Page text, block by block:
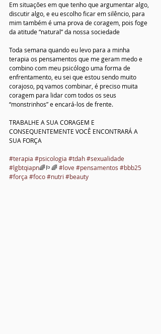
Em situações em que tenho que argumentar algo,
discutir algo, e eu escolho ficar em silêncio, para
mim também é uma prova de coragem, pois foge
da atitude “natural” da nossa sociedade
Toda semana quando eu levo para a minha
terapia os pensamentos que me geram medo e
combino com meu psicólogo uma forma de
enfrentamento, eu sei que estou sendo muito
corajoso, pq vamos combinar, é preciso muita
coragem para lidar com todos os seus
“monstrinhos” e encará-los de frente.
TRABALHE A SUA CORAGEM E
CONSEQUENTEMENTE VOCÊ ENCONTRARÁ A
SUA FORÇA
#terapia #psicologia #tdah#sexualidade
#lgbtqiapn🌈🏳️‍🌈 #love #pensamentos #bbb25
#força #foco#nutri #beauty